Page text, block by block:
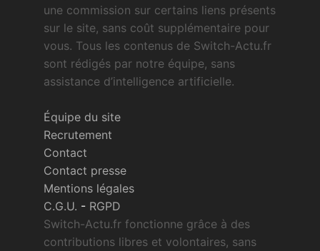
une commission sur certains liens présents
sur le site, sans coût supplémentaire pour
vous. Tous les contenus de Switch-Actu.fr
sont rédigés par notre équipe, sans
assistance d’intelligence artificielle.
Équipe du site
Recrutement
Contact
Contact presse
Mentions légales
C.G.U. - RGPD
Switch-Actu.fr fonctionne grâce à des
contributions libres et volontaires, sans